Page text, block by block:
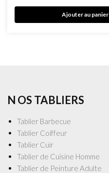
Ajouter au panier
N OS TABLIERS
Tablier Barbecue
Tablier Coiffeur
Tablier Cuir
Tablier de Cuisine Homme
Tablier de Peinture Adulte